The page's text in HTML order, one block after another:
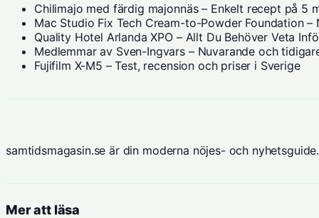
Chilimajo med färdig majonnäs – Enkelt recept på 5
Mac Studio Fix Tech Cream-to-Powder Foundation
Quality Hotel Arlanda XPO – Allt Du Behöver Veta
Medlemmar av Sven-Ingvars – Nuvarande och
Fujifilm X-M5 – Test, recension och priser i Sverige
samtidsmagasin.se är din moderna nöjes- och
Mer att läsa